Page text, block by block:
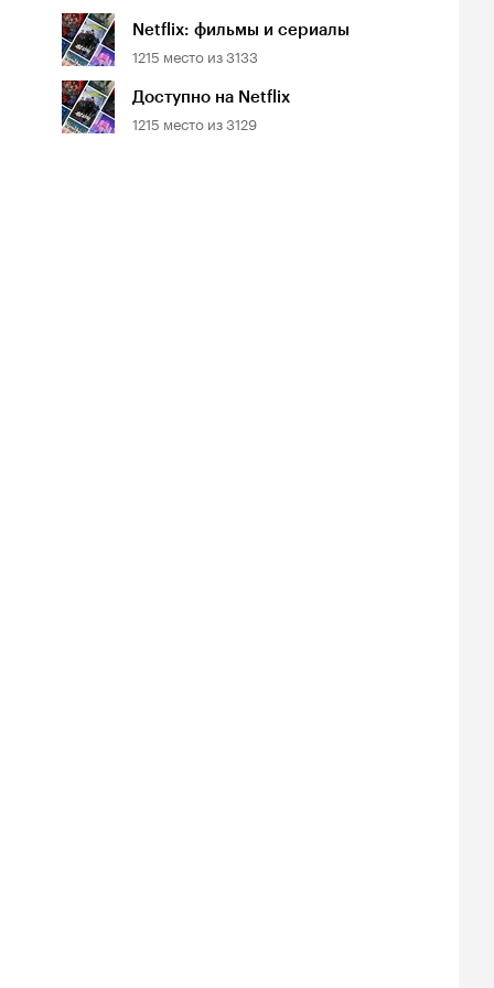
Netflix: фильмы и сериалы
1215 место из3133
Доступно на Netflix
1215 место из3129